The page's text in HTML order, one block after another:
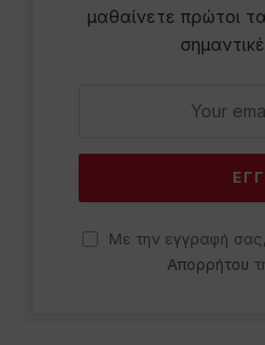
μαθαίνετε πρώτοι
Με την εγγραφή
Απορρήτου